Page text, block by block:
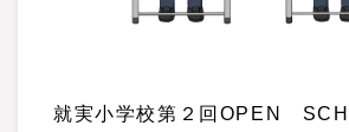
就実小学校第２回OPEN